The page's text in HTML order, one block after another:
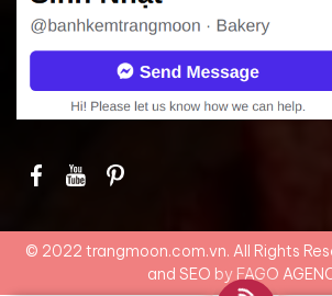
© 2022 trangmoon.com.vn. All Rights
and SEO by FAGO